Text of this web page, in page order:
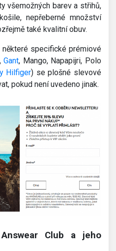
všemožných barev a střihů,
nepřeberné množství
také kvalitní obuv.
specifické prémiové
Gant, Mango, Napapijri, Polo
Hilfiger) se plošné slevové
pokud není uvedeno jinak.
Club a jeho